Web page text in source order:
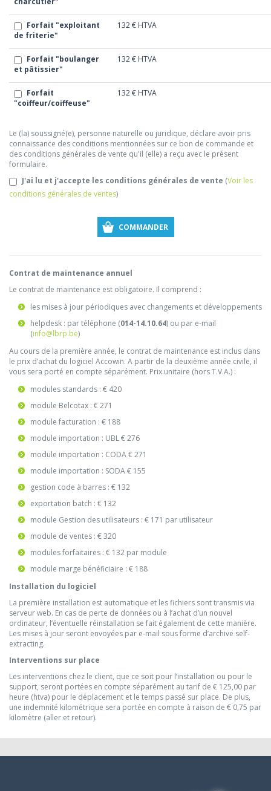
Forfait "exploitant
de friterie"
132 € HTVA
Forfait "boulanger
et pâtissier"
132 € HTVA
Forfait
"coiffeur/coiffeuse"
132 € HTVA
Le (la) soussigné(e), personne naturelle ou juridique, déclare avoir pris
connaissance des conditions mentionnées sur ce bon de commande et
des conditions générales de vente qu'il (elle) a reçu avec le présent
formulaire.
J'ai lu et j'accepte les conditions générales de vente (Voir les
conditions générales de ventes)
Contrat de maintenance annuel
Le contrat de maintenance est obligatoire. Il comprend :
les mises à jour périodiques avec changements et développements
helpdesk : par téléphone (014-14.10.64) ou par e-mail
(info@lbrp.be)
Au cours de la première année, le contrat de maintenance est inclus dans
le prix d’achat du logiciel Accowin. A partir de la deuxième année civile, il
vous sera porté en compte séparément. Prix unitaire (hors T.V.A.) :
modules standards : € 420
module Belcotax : € 271
module facturation : € 188
module importation : UBL € 276
module importation : CODA € 271
module importation : SODA € 155
gestion code à barres : € 132
exportation batch : € 132
module Gestion des utilisateurs : € 171 par utilisateur
module de ventes : € 320
modules forfaitaires : € 132 par module
module marge bénéficiaire : € 188
Installation du logiciel
La première installation est automatique et les fichiers sont transmis via
serveur web. En cas de perte de données ou à l’achat d’un nouvel
ordinateur, l’éventuelle réinstallation se fait également de cette manière.
Les mises à jour seront envoyées par e-mail sous forme d’archive self-
extracting.
Interventions sur place
Les interventions chez le client, que ce soit pour l’installation ou pour le
support, seront portées en compte séparément au tarif de € 125,00 par
heure (htva) pour le déplacement et le temps passé sur place. De plus,
une indemnité kilométrique sera portée en compte à raison de € 0,75 par
kilomètre (aller et retour).